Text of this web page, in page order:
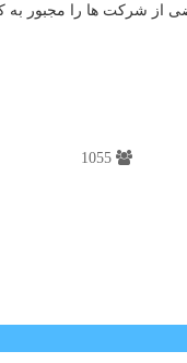
از شرکت ها را مجبور